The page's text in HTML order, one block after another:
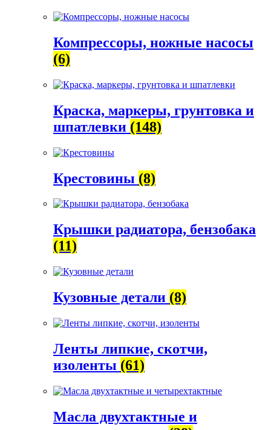
Компрессоры, ножные насосы
(6)
Краска, маркеры, грунтовка и
шпатлевки (148)
Крестовины (8)
Крышки радиатора, бензобака
(11)
Кузовные детали (8)
Ленты липкие, скотчи,
изоленты (61)
Масла двухтактные и